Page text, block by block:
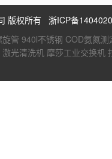
版权所有 浙ICP备
旋管 940l不锈钢 COD氨氮测
激光清洗机 摩莎工业交换机